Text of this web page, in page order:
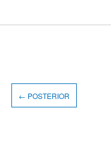
← POSTERIOR